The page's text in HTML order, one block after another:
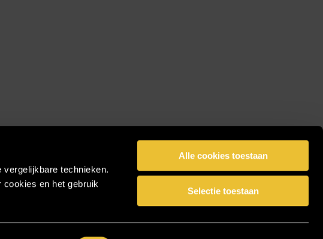
technieken.
en het gebruik
Alle cookies toestaan
Selectie toestaan
facebookpinterestlinkedininstagram